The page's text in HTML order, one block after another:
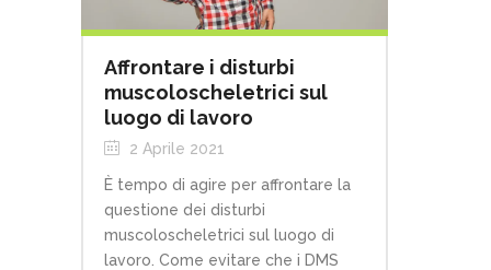
Affrontare i disturbi
muscoloscheletrici sul
luogo di lavoro
2 Aprile 2021
È tempo di agire per affrontare la
questione dei disturbi
muscoloscheletrici sul luogo di
lavoro. Come evitare che i DMS